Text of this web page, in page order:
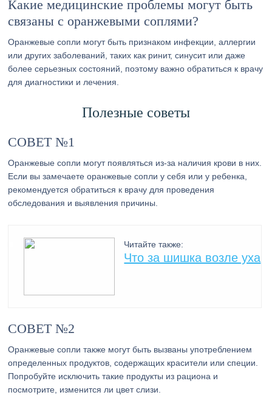
Какие медицинские проблемы могут быть
связаны с оранжевыми соплями?
Оранжевые сопли могут быть признаком инфекции, аллергии
или других заболеваний, таких как ринит, синусит или даже
более серьезных состояний, поэтому важно обратиться к врачу
для диагностики и лечения.
Полезные советы
СОВЕТ №1
Оранжевые сопли могут появляться из-за наличия крови в них.
Если вы замечаете оранжевые сопли у себя или у ребенка,
рекомендуется обратиться к врачу для проведения
обследования и выявления причины.
Читайте также:
Что за шишка возле уха
СОВЕТ №2
Оранжевые сопли также могут быть вызваны употреблением
определенных продуктов, содержащих красители или специи.
Попробуйте исключить такие продукты из рациона и
посмотрите, изменится ли цвет слизи.